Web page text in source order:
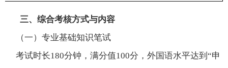
三、综合考核方式与内容
（一）专业基础知识笔试
考试时长180分钟，满分值100分，外国语水平达到“申